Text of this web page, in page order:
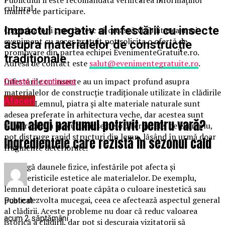
cultural.
Impactul negativ al infestării cu insecte
asupra materialelor de construcție
tradiționale
Infestările cu insecte au un impact profund asupra
materialelor de construcție tradiționale utilizate în clădirile
istorice. Lemnul, piatra și alte materiale naturale sunt
adesea preferate în arhitectura veche, dar acestea sunt
vulnerabile la atacurile insectelor. Termitele, de exemplu,
pot distruge rapid structuri din lemn, lăsând în urmă doar
fragmente deteriorate.
Pe lângă daunele fizice, infestările pot afecta și
caracteristicile estetice ale materialelor. De exemplu,
lemnul deteriorat poate căpăta o culoare inestetică sau
poate dezvolta mucegai, ceea ce afectează aspectul general
al clădirii. Aceste probleme nu doar că reduc valoarea
istorică a clădirii, dar pot și descuraja vizitatorii să
înainte de participare.
Organizatorii care doresc să crească vizibilitatea unui
eveniment cu acces gratuit pot solicita o ofertă de
promovare din partea echipei EvenimenteGratuite.ro.
Adresa de contact este salut@evenimentegratuite.ro.
Citeste in continuare
Afaceri
Cum alegi parfumul potrivit pentru vară?
Ingredientele care rezistă în sezonul cald
Publicat
acum 2 săptămâni